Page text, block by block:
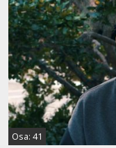
Osa: 41